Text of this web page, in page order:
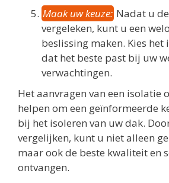
Maak uw keuze: Nadat u
vergeleken, kunt u een
beslissing maken. Kies
dat het beste past bij uw
verwachtingen.
Het aanvragen van een isolatie
helpen om een geïnformeerde
bij het isoleren van uw dak.
vergelijken, kunt u niet alleen
maar ook de beste kwaliteit en
ontvangen.